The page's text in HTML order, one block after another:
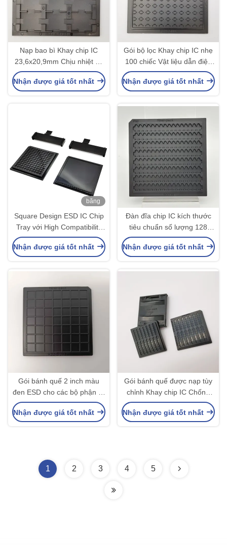
Nạp bao bì Khay chip IC
23,6x20,9mm Chịu nhiệt độ
cao
Nhận được giá tốt nhất
Gói bộ lọc Khay chip IC nhẹ
100 chiếc Vật liệu dẫn điện
ESD
Nhận được giá tốt nhất
băng
Square Design ESD IC Chip
Tray với High Compatibility
Waffle Pack với nắp và clip
Nhận được giá tốt nhất
Đàn đĩa chip IC kích thước
tiêu chuẩn số lượng 128
PCS thích hợp để mang các
chip điện tử
Nhận được giá tốt nhất
Gói bánh quế 2 inch màu
đen ESD cho các bộ phận IC
Độ phẳng 0,2mm ROHS
Nhận được giá tốt nhất
Gói bánh quế được nạp tùy
chỉnh Khay chip IC Chống
tĩnh điện Khay an toàn ESD
Nhận được giá tốt nhất
1 2 3 4 5